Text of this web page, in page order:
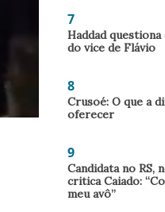
7
Haddad questiona
do vice de Flávio
8
Crusoé: O que a
oferecer
9
Candidata no RS,
critica Caiado:
meu avô”